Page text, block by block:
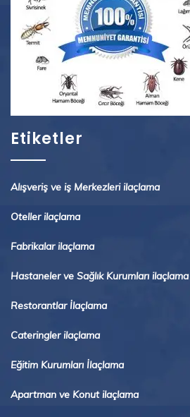
Etiketler
Alışveriş ve iş Merkezleri ilaçlama
Oteller ilaçlama
Fabrikalar ilaçlama
Hastaneler ve Sağlık Kurumları ilaçlama
Restorantlar İlaçlama
Cateringler ilaçlama
Eğitim Kurumları İlaçlama
Apartman ve Konut ilaçlama